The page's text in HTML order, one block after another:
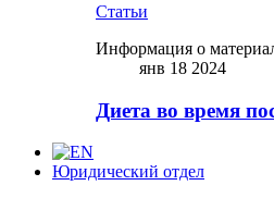
Статьи
Информация о
янв 18 2024
Диета во время
Юридический отдел